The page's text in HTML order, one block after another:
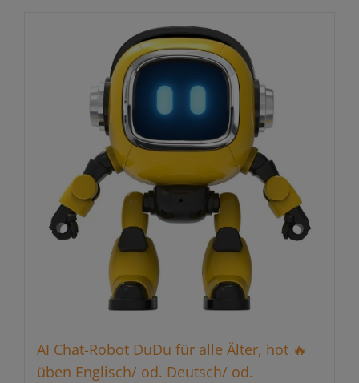
AI Chat-Robot DuDu für alle Älter, hot 🔥
üben Englisch/ od. Deutsch/ od.